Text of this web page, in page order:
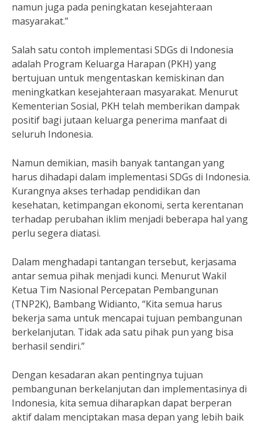
namun juga pada peningkatan kesejahteraan
masyarakat.”
Salah satu contoh implementasi SDGs di Indonesia
adalah Program Keluarga Harapan (PKH) yang
bertujuan untuk mengentaskan kemiskinan dan
meningkatkan kesejahteraan masyarakat. Menurut
Kementerian Sosial, PKH telah memberikan dampak
positif bagi jutaan keluarga penerima manfaat di
seluruh Indonesia.
Namun demikian, masih banyak tantangan yang
harus dihadapi dalam implementasi SDGs di Indonesia.
Kurangnya akses terhadap pendidikan dan
kesehatan, ketimpangan ekonomi, serta kerentanan
terhadap perubahan iklim menjadi beberapa hal yang
perlu segera diatasi.
Dalam menghadapi tantangan tersebut, kerjasama
antar semua pihak menjadi kunci. Menurut Wakil
Ketua Tim Nasional Percepatan Pembangunan
(TNP2K), Bambang Widianto, “Kita semua harus
bekerja sama untuk mencapai tujuan pembangunan
berkelanjutan. Tidak ada satu pihak pun yang bisa
berhasil sendiri.”
Dengan kesadaran akan pentingnya tujuan
pembangunan berkelanjutan dan implementasinya di
Indonesia, kita semua diharapkan dapat berperan
aktif dalam menciptakan masa depan yang lebih baik